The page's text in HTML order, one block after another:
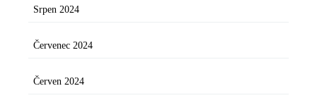
Srpen 2024
Červenec 2024
Červen 2024